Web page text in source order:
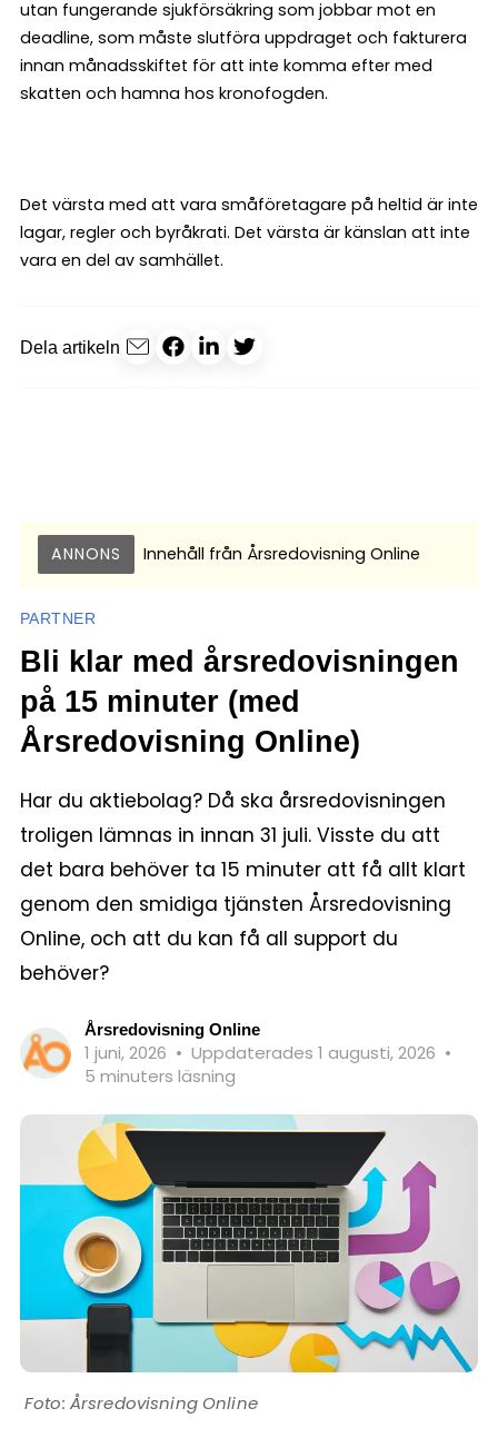
utan fungerande sjukförsäkring som jobbar mot en
deadline, som måste slutföra uppdraget och fakturera
innan månadsskiftet för att inte komma efter med
skatten och hamna hos kronofogden.
Det värsta med att vara småföretagare på heltid är inte
lagar, regler och byråkrati. Det värsta är känslan att inte
vara en del av samhället.
Dela artikeln
ANNONS Innehåll från Årsredovisning Online
PARTNER
Bli klar med årsredovisningen
på 15 minuter (med
Årsredovisning Online)
Har du aktiebolag? Då ska årsredovisningen
troligen lämnas in innan 31 juli. Visste du att
det bara behöver ta 15 minuter att få allt klart
genom den smidiga tjänsten Årsredovisning
Online, och att du kan få all support du
behöver?
Årsredovisning Online
1 juni, 2026 • Uppdaterades 1 augusti, 2026 •
5 minuters läsning
Årsredovisning Online